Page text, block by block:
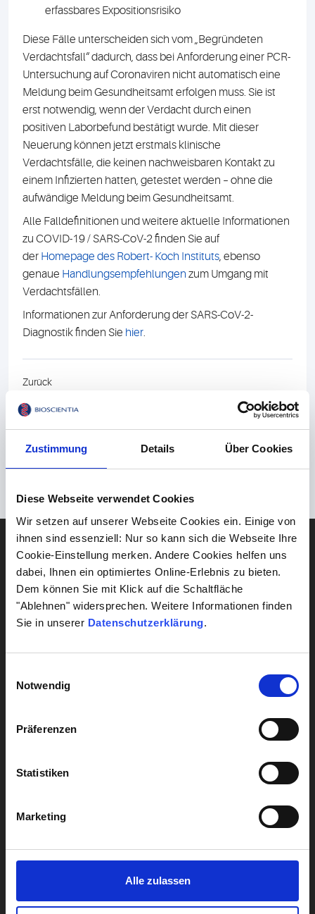
Zustimmung Details Über Cookies
Diese Webseite verwendet Cookies
Wir setzen auf unserer Webseite Cookies ein. Einige von
ihnen sind essenziell: Nur so kann sich die Webseite Ihre
Cookie-Einstellung merken. Andere Cookies helfen uns
dabei, Ihnen ein optimiertes Online-Erlebnis zu bieten.
Dem können Sie mit Klick auf die Schaltfläche
"Ablehnen" widersprechen. Weitere Informationen finden
Sie in unserer Datenschutzerklärung.
Notwendig
Präferenzen
Statistiken
Marketing
Alle zulassen
erfassbares Expositionsrisiko
Diese Fälle unterscheiden sich vom „Begründeten
Verdachtsfall“ dadurch, dass bei Anforderung einer PCR-
Untersuchung auf Coronaviren nicht automatisch eine
Meldung beim Gesundheitsamt erfolgen muss. Sie ist
erst notwendig, wenn der Verdacht durch einen
positiven Laborbefund bestätigt wurde. Mit dieser
Neuerung können jetzt erstmals klinische
Verdachtsfälle, die keinen nachweisbaren Kontakt zu
einem Infizierten hatten, getestet werden – ohne die
aufwändige Meldung beim Gesundheitsamt.
Alle Falldefinitionen und weitere aktuelle Informationen
zu COVID-19 / SARS-CoV-2 finden Sie auf
der Homepage des Robert- Koch Instituts, ebenso
genaue Handlungsempfehlungen zum Umgang mit
Verdachtsfällen.
Informationen zur Anforderung der SARS-CoV-2-
Diagnostik finden Sie hier.
Zurück
Fragen zu COVID-19 - Unsere Telefone laufen heiß.
Antworten auf die häufigsten Fragen von Arztpraxen
Weiter
DIAGNOSTIK
Blut
Herz & Kreislauf
Alle Analysen anzeigen
UNTERNEHMENSBEREICHE
Hygiene